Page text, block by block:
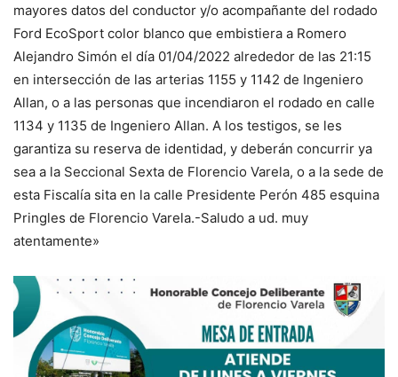
mayores datos del conductor y/o acompañante del rodado
Ford EcoSport color blanco que embistiera a Romero
Alejandro Simón el día 01/04/2022 alrededor de las 21:15
en intersección de las arterias 1155 y 1142 de Ingeniero
Allan, o a las personas que incendiaron el rodado en calle
1134 y 1135 de Ingeniero Allan. A los testigos, se les
garantiza su reserva de identidad, y deberán concurrir ya
sea a la Seccional Sexta de Florencio Varela, o a la sede de
esta Fiscalía sita en la calle Presidente Perón 485 esquina
Pringles de Florencio Varela.-Saludo a ud. muy
atentamente»